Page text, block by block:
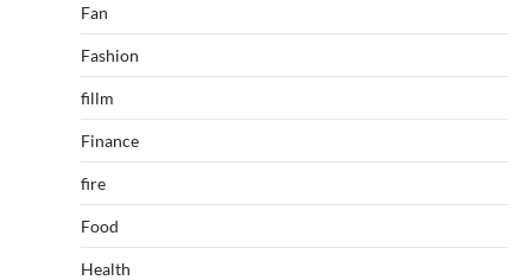
Fan
Fashion
fillm
Finance
fire
Food
Health